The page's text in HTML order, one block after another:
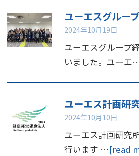
2024年10月19日
ユーエスグループ
いました。ユーエ
ユーエス計画研
2024年10月10日
ユーエス計画研究
行います …[read